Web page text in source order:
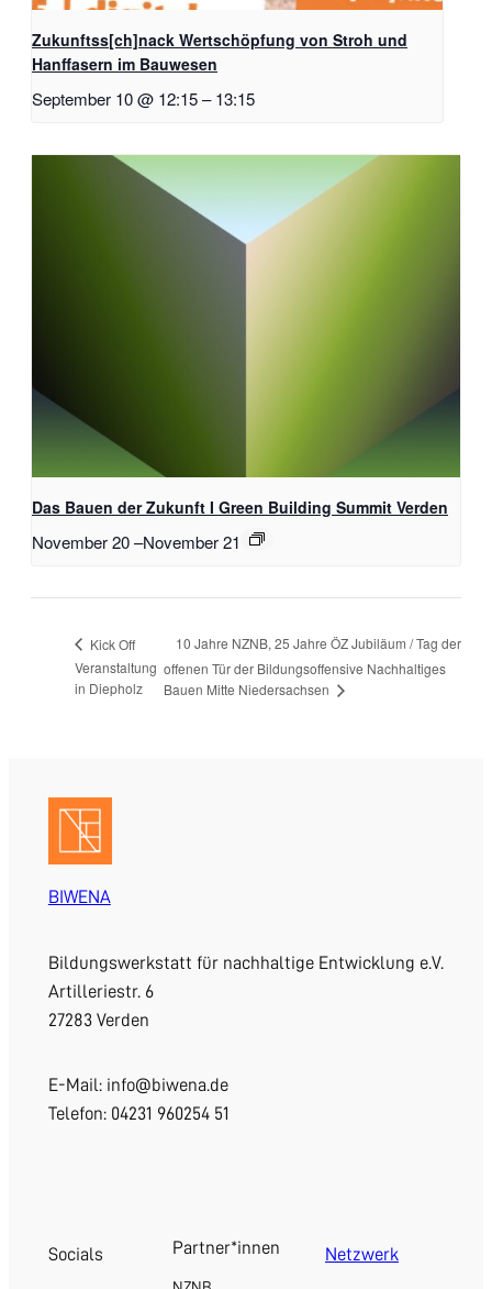
Zukunftss[ch]nack Wertschöpfung von Stroh und
Hanffasern im Bauwesen
September 10 @ 12:15– 13:15
Das Bauen der Zukunft I Green Building Summit Verden
November 20–November 21
Kick Off
Veranstaltung
in Diepholz
10 Jahre NZNB, 25 Jahre ÖZ Jubiläum / Tag der
offenen Tür der Bildungsoffensive Nachhaltiges
Bauen Mitte Niedersachsen
BIWENA
Bildungswerkstatt für nachhaltige Entwicklung e.V.
Artilleriestr. 6
27283 Verden
E-Mail: info@biwena.de
Telefon: 04231 960254 51
Socials Partner*innen Netzwerk